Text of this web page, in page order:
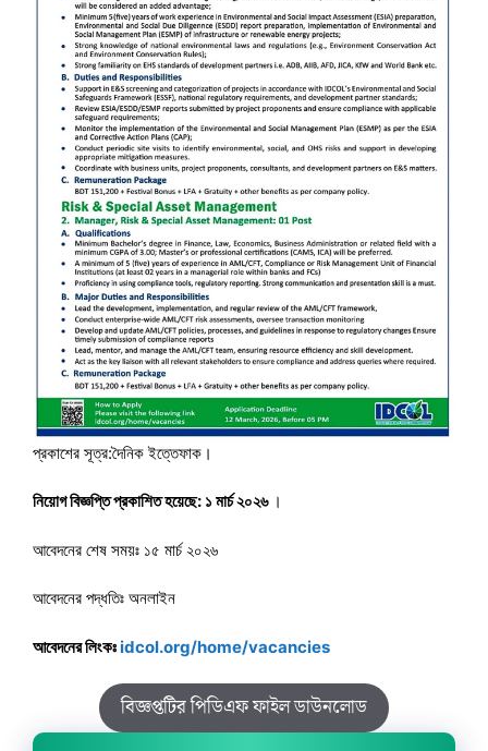
প্রকাশের সূত্র:দৈনিক ইত্তেফাক।
নিয়োগ বিজ্ঞপ্তি প্রকাশিত হয়েছে: ১ মার্চ ২০২৬ ।
আবেদনের শেষ সময়ঃ ১৫ মার্চ ২০২৬
আবেদনের পদ্ধতিঃ অনলাইন
আবেদনের লিংকঃidcol.org/home/vacancies
বিজ্ঞপ্তটির পিডিএফ ফাইল ডাউনলোড